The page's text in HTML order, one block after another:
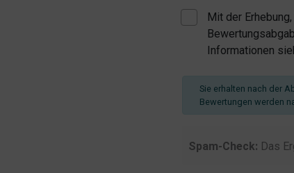
Mit der
Informationen
Sie erhalten nach der
Bewertungen werden
Spam-Check: Das